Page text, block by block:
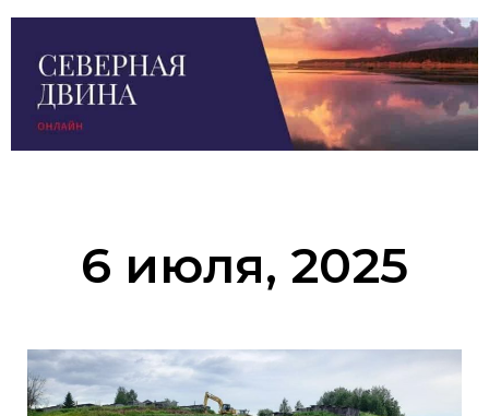
6 июля, 2025